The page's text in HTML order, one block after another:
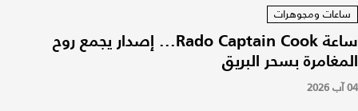
ساعات ومجوهرات
ساعة Rado Captain Cook... إصدار يجمع روح
المغامرة بسحر البريق
04 آب 2026